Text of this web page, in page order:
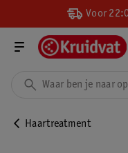
Voor
Haartreatment